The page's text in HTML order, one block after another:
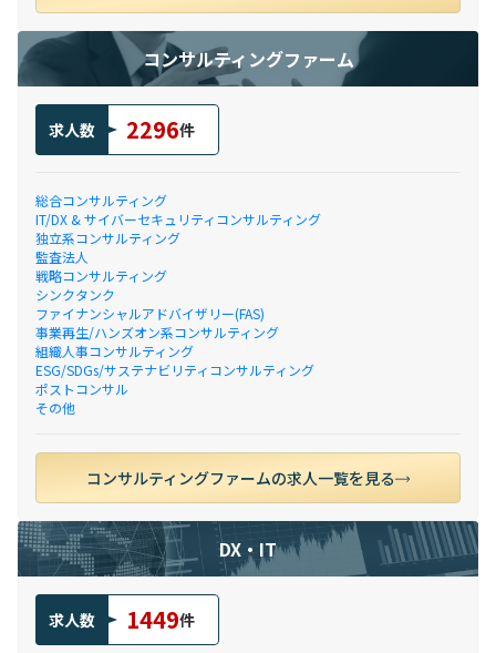
コンサルティングファーム
求人数 2296件
総合コンサルティング
IT/DX & サイバーセキュリティコンサルティング
独立系コンサルティング
監査法人
戦略コンサルティング
シンクタンク
ファイナンシャルアドバイザリー(FAS)
事業再生/ハンズオン系コンサルティング
組織人事コンサルティング
ESG/SDGs/サステナビリティコンサルティング
ポストコンサル
その他
コンサルティングファームの求人一覧を見る
DX・IT
求人数 1449件